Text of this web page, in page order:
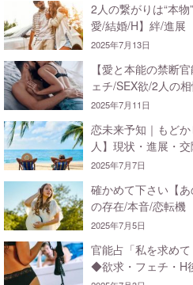
2人の繋がりは“本
愛/結婚/H】絆/進展
2025年7月13日
【愛と本能の禁断
ェチ/SEX欲/2人の
2025年7月11日
恋未来予知｜もど
人】現状・進展・
2025年7月7日
確かめて下さい【
の存在/本音/恋転機
2025年7月5日
官能占「私を求め
◆欲求・フェチ・H